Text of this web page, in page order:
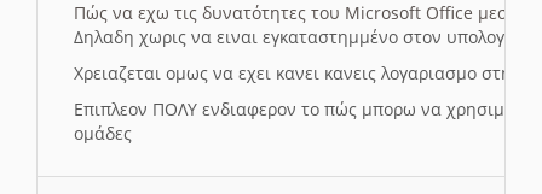
Πώς να εχω τις δυνατότητες του Microsoft Office μεσω
Δηλαδη χωρις να ειναι εγκαταστημμένο στον
Χρειαζεται ομως να εχει κανει κανεις λογαριασμο στη
Επιπλεον ΠΟΛΥ ενδιαφερον το πώς μπορω να
ομάδες